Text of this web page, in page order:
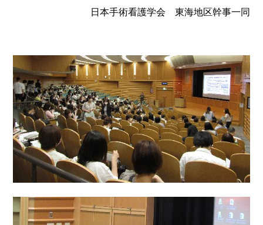
日本手術看護学会 東海地区幹事一同